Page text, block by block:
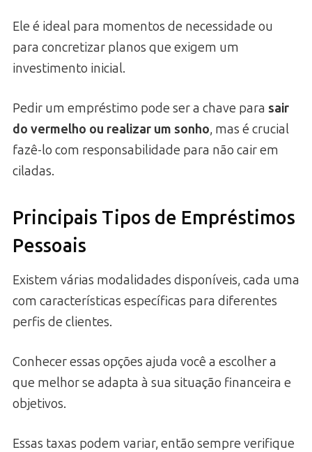
Ele é ideal para momentos de necessidade ou
para concretizar planos que exigem um
investimento inicial.
Pedir um empréstimo pode ser a chave para sair
do vermelho ou realizar um sonho, mas é crucial
fazê-lo com responsabilidade para não cair em
ciladas.
Principais Tipos de Empréstimos
Pessoais
Existem várias modalidades disponíveis, cada uma
com características específicas para diferentes
perfis de clientes.
Conhecer essas opções ajuda você a escolher a
que melhor se adapta à sua situação financeira e
objetivos.
Essas taxas podem variar, então sempre verifique